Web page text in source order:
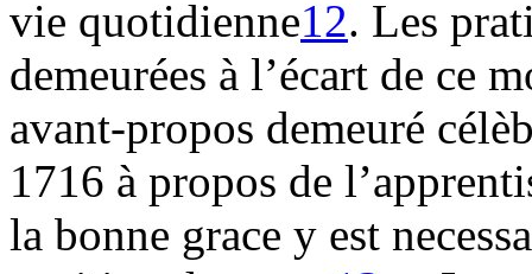
vie quotidienne12. Les
demeurées à l’écart de ce
avant-propos demeuré
1716 à propos de
la bonne grace y est